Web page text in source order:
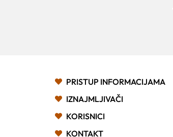
PRISTUP INFORMACIJAMA
IZNAJMLJIVAČI
KORISNICI
KONTAKT